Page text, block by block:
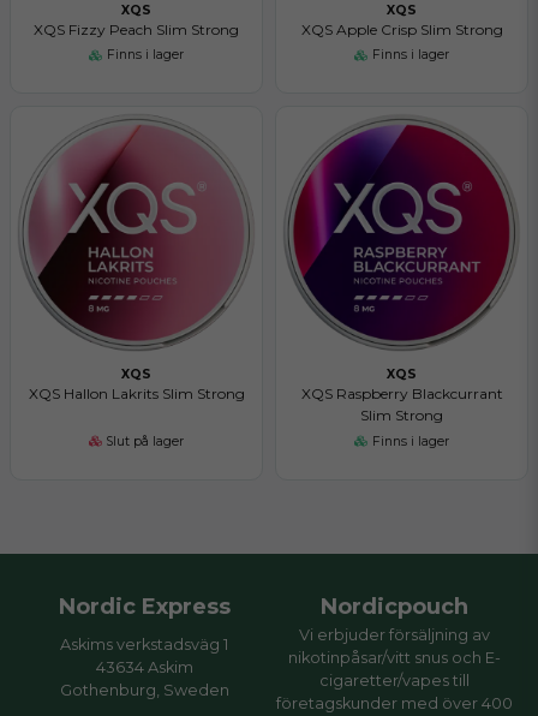
XQS
XQS Fizzy Peach Slim Strong
Finns i lager
XQS
XQS Apple Crisp Slim Strong
Finns i lager
XQS
XQS Hallon Lakrits Slim Strong
Slut på lager
XQS
XQS Raspberry Blackcurrant
Slim Strong
Finns i lager
Nordic Express
Askims verkstadsväg 1
43634 Askim
Gothenburg, Sweden
Nordicpouch
Vi erbjuder försäljning av
nikotinpåsar/vitt snus och E-
cigaretter/vapes till
företagskunder med över 400